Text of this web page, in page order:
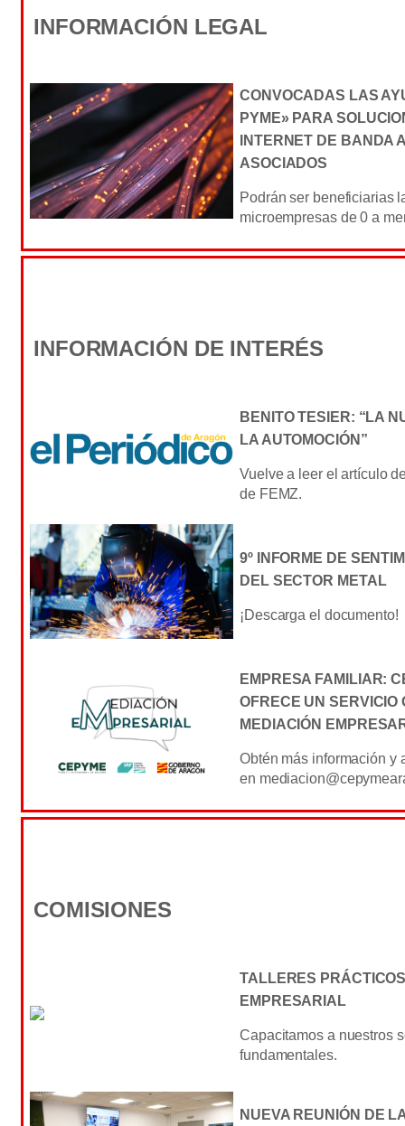
INFORMACIÓN LEGAL
CONVOCADAS LAS
PYME» PARA
INTERNET DE BANDA
ASOCIADOS
Podrán ser beneficiarias
microempresas de 0 a
INFORMACIÓN DE INTERÉS
BENITO TESIER: “LA
LA AUTOMOCIÓN”
Vuelve a leer el artículo
de FEMZ.
9º INFORME DE
DEL SECTOR METAL
¡Descarga el documento!
EMPRESA FAMILIAR:
OFRECE UN SERVICIO
MEDIACIÓN
Obtén más información y
en
COMISIONES
TALLERES
EMPRESARIAL
Capacitamos a nuestros
fundamentales.
NUEVA REUNIÓN DE